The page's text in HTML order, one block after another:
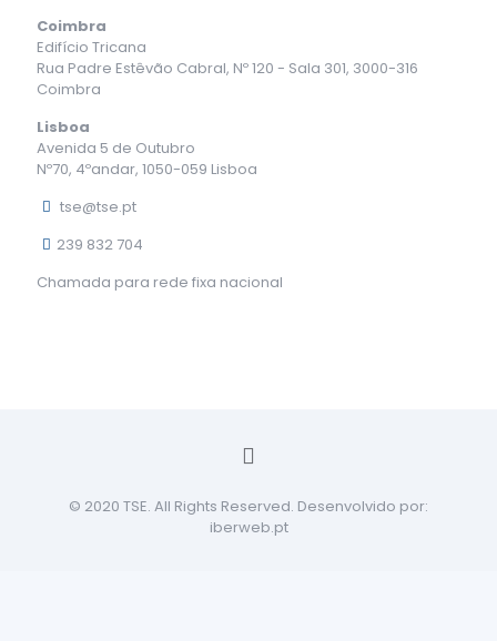
Coimbra
Edifício Tricana
Rua Padre Estêvão Cabral, Nº 120 - Sala 301, 3000-316
Coimbra
Lisboa
Avenida 5 de Outubro
Nº70, 4ºandar, 1050-059 Lisboa
tse@tse.pt
239 832 704
Chamada para rede fixa nacional
© 2020 TSE. All Rights Reserved. Desenvolvido por:
iberweb.pt